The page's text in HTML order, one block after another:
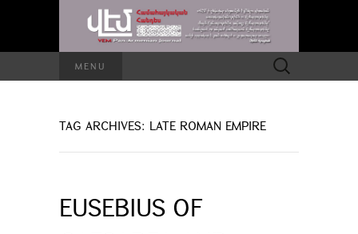
MENU
Search
for:
TAG ARCHIVES: LATE ROMAN EMPIRE
EUSEBIUS OF